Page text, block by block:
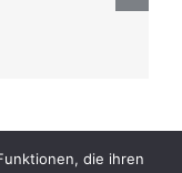
04.08.2026
Newsletterdie ihren